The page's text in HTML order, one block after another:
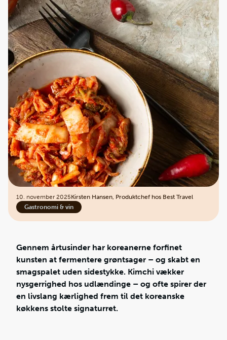
Min Rejse
10. november 2025Kirsten Hansen, Produktchef hos Best Travel
Gastronomi & vin
Gennem årtusinder har koreanerne forfinet
kunsten at fermentere grøntsager – og skabt en
smagspalet uden sidestykke. Kimchi vækker
nysgerrighed hos udlændinge – og ofte spirer der
en livslang kærlighed frem til det koreanske
køkkens stolte signaturret.